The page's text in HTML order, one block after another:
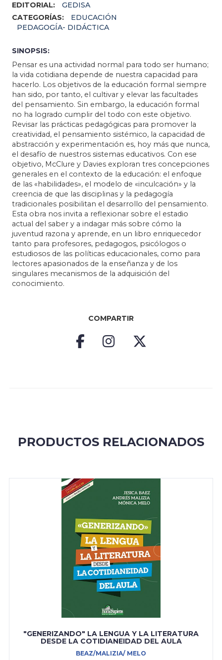
EDITORIAL:
GEDISA
CATEGORÍAS:
EDUCACIÓN
PEDAGOGÍA- DIDÁCTICA
SINOPSIS:
Pensar es una actividad normal para todo ser humano;
la vida cotidiana depende de nuestra capacidad para
hacerlo. Los objetivos de la educación formal siempre
han sido, por tanto, el cultivar y elevar las facultades
del pensamiento. Sin embargo, la educación formal
no ha logrado cumplir del todo con este objetivo.
Revisar las prácticas pedagógicas para promover la
creatividad, el pensamiento sistémico, la capacidad de
abstracción y experimentación es, hoy más que nunca,
el desafío de nuestros sistemas educativos. Con ese
objetivo, McClure y Davies exploran tres concepciones
generales en el contexto de la educación: el enfoque
de las «habilidades», el modelo de «inculcación» y la
creencia de que las disciplinas y la pedagogía
tradicionales posibilitan el desarrollo del pensamiento.
Esta obra nos invita a reflexionar sobre el estadio
actual del saber y a indagar más sobre cómo la
juventud razona y aprende, en un libro enriquecedor
tanto para profesores, pedagogos, psicólogos o
estudiosos de las políticas educacionales, como para
lectores apasionados de la enseñanza y de los
singulares mecanismos de la adquisición del
conocimiento.
COMPARTIR
PRODUCTOS RELACIONADOS
"GENERIZANDO" LA LENGUA Y LA LITERATURA
DESDE LA COTIDIANEIDAD DEL AULA
BEAZ/MALIZIA/ MELO